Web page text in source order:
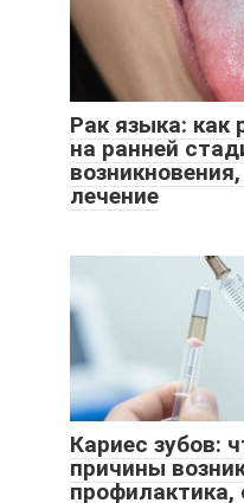
Рак языка: как
на ранней
лечение
Кариес зубов:
причины